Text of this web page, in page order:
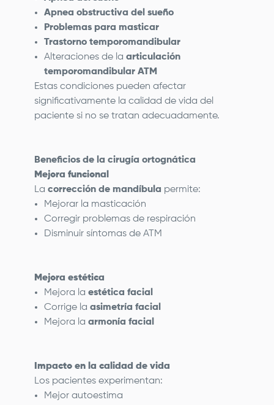
Apnea obstructiva del sueño
Problemas para masticar
Trastorno temporomandibular
Alteraciones de la articulación
temporomandibular ATM
Estas condiciones pueden afectar
significativamente la calidad de vida del
paciente si no se tratan adecuadamente.
Beneficios de la cirugía ortognática
Mejora funcional
La corrección de mandíbula permite:
Mejorar la masticación
Corregir problemas de respiración
Disminuir síntomas de ATM
Mejora estética
Mejora la estética facial
Corrige la asimetría facial
Mejora la armonía facial
Impacto en la calidad de vida
Los pacientes experimentan:
Mejor autoestima